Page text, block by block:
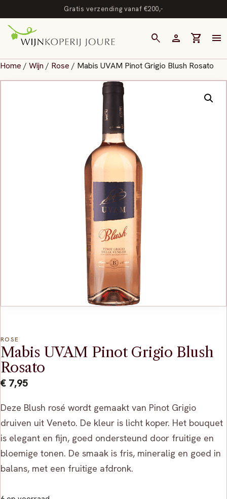
Gratis verzending vanaf €200,-
search person shopping_cart menu
Home / Wijn / Rose / Mabis UVAM Pinot Grigio Blush Rosato
ROSE
Mabis UVAM Pinot Grigio Blush
Rosato
€ 7,95
Deze Blush rosé wordt gemaakt van Pinot Grigio
druiven uit Veneto. De kleur is licht koper. Het bouquet
is elegant en fijn, goed ondersteund door fruitige en
bloemige tonen. De smaak is fris, mineralig en goed in
balans, met een fruitige afdronk.